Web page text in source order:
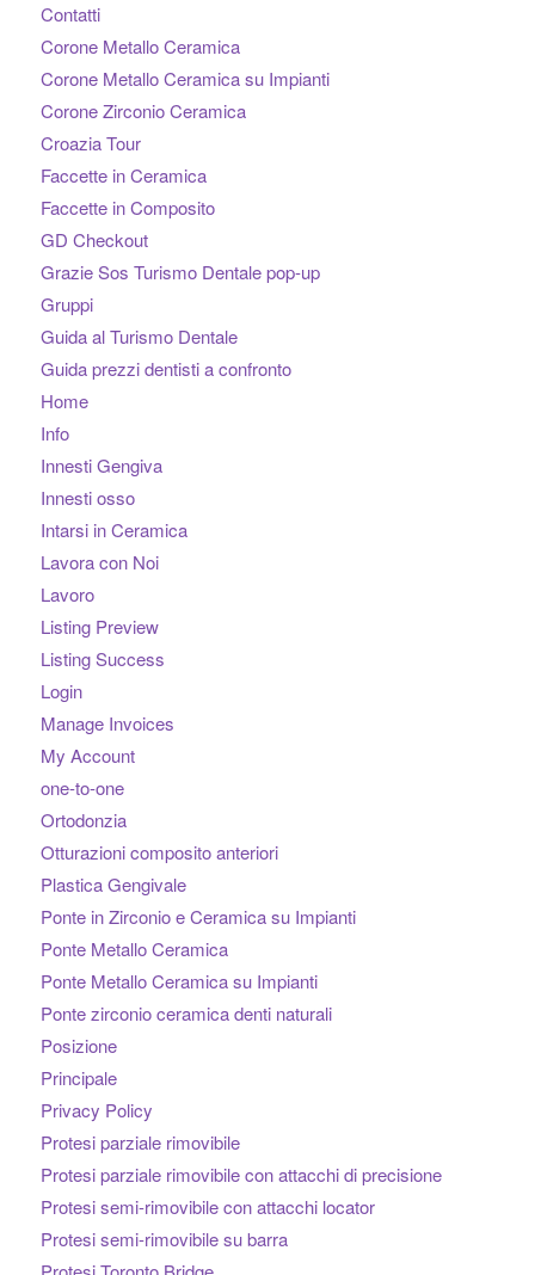
Contatti
Corone Metallo Ceramica
Corone Metallo Ceramica su Impianti
Corone Zirconio Ceramica
Croazia Tour
Faccette in Ceramica
Faccette in Composito
GD Checkout
Grazie Sos Turismo Dentale pop-up
Gruppi
Guida al Turismo Dentale
Guida prezzi dentisti a confronto
Home
Info
Innesti Gengiva
Innesti osso
Intarsi in Ceramica
Lavora con Noi
Lavoro
Listing Preview
Listing Success
Login
Manage Invoices
My Account
one-to-one
Ortodonzia
Otturazioni composito anteriori
Plastica Gengivale
Ponte in Zirconio e Ceramica su Impianti
Ponte Metallo Ceramica
Ponte Metallo Ceramica su Impianti
Ponte zirconio ceramica denti naturali
Posizione
Principale
Privacy Policy
Protesi parziale rimovibile
Protesi parziale rimovibile con attacchi di precisione
Protesi semi-rimovibile con attacchi locator
Protesi semi-rimovibile su barra